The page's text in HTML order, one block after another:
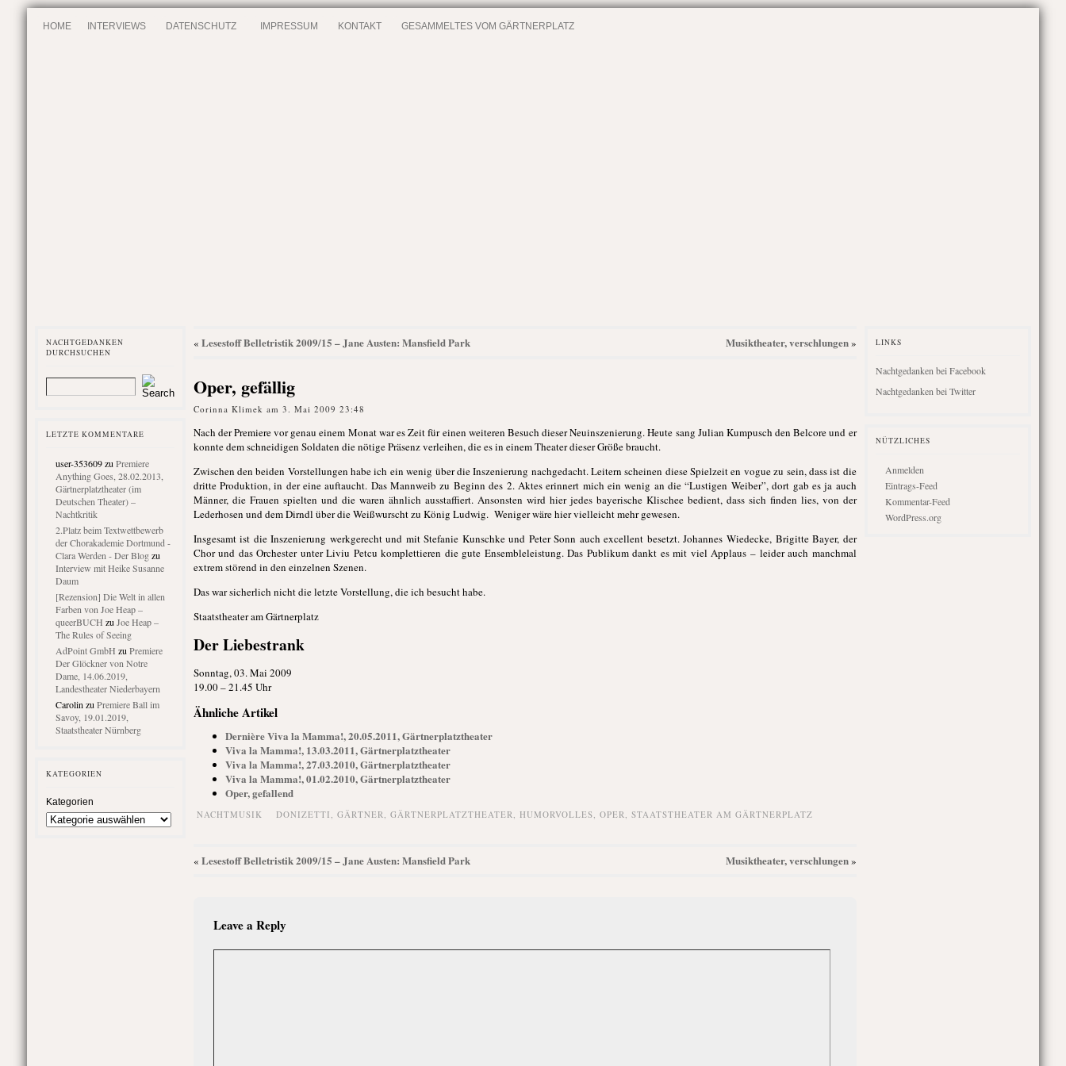
HOME INTERVIEWS DATENSCHUTZ IMPRESSUM KONTAKT GESAMMELTES VOM GÄRTNERPLATZ
NACHTGEDANKEN
DURCHSUCHEN
LETZTE KOMMENTARE
user-353609zu Premiere
Anything Goes, 28.02.2013,
Gärtnerplatztheater (im
Deutschen Theater) –
Nachtkritik
2.Platz beim Textwettbewerb
der Chorakademie Dortmund -
Clara Werden - Der Blogzu
Interview mit Heike Susanne
Daum
[Rezension] Die Welt in allen
Farben von Joe Heap –
queerBUCH zu Joe Heap –
The Rules of Seeing
AdPoint GmbH zu Premiere
Der Glöckner von Notre
Dame, 14.06.2019,
Landestheater Niederbayern
Carolin zu Premiere Ball im
Savoy, 19.01.2019,
Staatstheater Nürnberg
KATEGORIEN
Kategorien
« Lesestoff Belletristik 2009/15 – Jane Austen: Mansfield Park Musiktheater, verschlungen»
Oper, gefällig
Corinna Klimek am 3. Mai 2009 23:48
Nach der Premiere vor genau einem Monat war es Zeit für einen weiteren Besuch dieser Neuinszenierung. Heute sang Julian Kumpusch den Belcore und er
konnte dem schneidigen Soldaten die nötige Präsenz verleihen, die es in einem Theater dieser Größe braucht.
Zwischen den beiden Vorstellungen habe ich ein wenig über die Inszenierung nachgedacht. Leitern scheinen diese Spielzeit en vogue zu sein, dass ist die
dritte Produktion, in der eine auftaucht. Das Mannweib zu Beginn des 2. Aktes erinnert mich ein wenig an die “Lustigen Weiber”, dort gab es ja auch
Männer, die Frauen spielten und die waren ähnlich ausstaffiert. Ansonsten wird hier jedes bayerische Klischee bedient, dass sich finden lies, von der
Lederhosen und dem Dirndl über die Weißwurscht zu König Ludwig. Weniger wäre hier vielleicht mehr gewesen.
Insgesamt ist die Inszenierung werkgerecht und mit Stefanie Kunschke und Peter Sonn auch excellent besetzt. Johannes Wiedecke, Brigitte Bayer, der
Chor und das Orchester unter Liviu Petcu komplettieren die gute Ensembleleistung. Das Publikum dankt es mit viel Applaus – leider auch manchmal
extrem störend in den einzelnen Szenen.
Das war sicherlich nicht die letzte Vorstellung, die ich besucht habe.
Staatstheater am Gärtnerplatz
Der Liebestrank
Sonntag, 03. Mai 2009
19.00 – 21.45 Uhr
Ähnliche Artikel
Dernière Viva la Mamma!, 20.05.2011, Gärtnerplatztheater
Viva la Mamma!, 13.03.2011, Gärtnerplatztheater
Viva la Mamma!, 27.03.2010, Gärtnerplatztheater
Viva la Mamma!, 01.02.2010, Gärtnerplatztheater
Oper, gefallend
NACHTMUSIK DONIZETTI, GÄRTNER, GÄRTNERPLATZTHEATER, HUMORVOLLES, OPER, STAATSTHEATER AM GÄRTNERPLATZ
« Lesestoff Belletristik 2009/15 – Jane Austen: Mansfield Park Musiktheater, verschlungen»
Leave a Reply
LINKS
Nachtgedanken bei Facebook
Nachtgedanken bei Twitter
NÜTZLICHES
Anmelden
Eintrags-Feed
Kommentar-Feed
WordPress.org